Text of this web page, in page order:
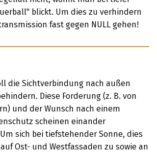
blickt. Um dies zu verhindern
fast gegen NULL gehen!
die Sichtverbindung nach außen
Diese Forderung (z. B. von
und der Wunsch nach einem
scheinen einander
sich bei tiefstehender Sonne, dies
Ost- und Westfassaden zu sowie an